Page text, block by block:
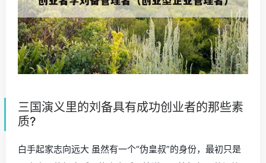
三国演义里的刘备具有成功创业者的那些素
质?
白手起家志向远大 虽然有一个“伪皇叔”的身份，最初只是